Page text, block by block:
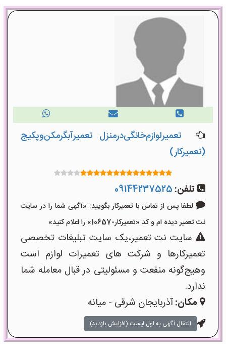
تعمیر‌لوازم‌‌خانگی‌در‌منزل‌ تعمیر‌آبگرمکن‌وپکیج
(تعمیرکار)
تلفن: 09144237525
لطفا پس از تماس با تعمیرکار بگویید: «آگهی شما را در سایت
نت تعمیر دیده ام و کد «تعمیرکار-10657» را اعلام کنید»
سایت نت تعمیر،یک سایت تبلیغات تخصصی
تعمیرکارها و شرکت های تعمیرات لوازم است
وهیچ‌گونه منفعت و مسئولیتی در قبال معامله شما
ندارد.
مکان:آذربایجان شرقی - میانه
انتقال آگهی به اول لیست (افزایش بازدید)